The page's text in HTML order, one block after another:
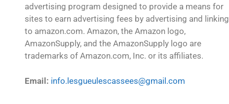
advertising program designed to provide a means for
sites to earn advertising fees by advertising and linking
to amazon.com. Amazon, the Amazon logo,
AmazonSupply, and the AmazonSupply logo are
trademarks of Amazon.com, Inc. or its affiliates.
Email: info.lesgueulescassees@gmail.com